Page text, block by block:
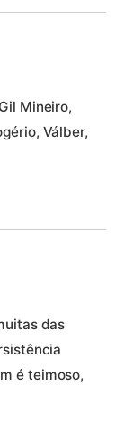
Mineiro,
Válber,
das
é teimoso,